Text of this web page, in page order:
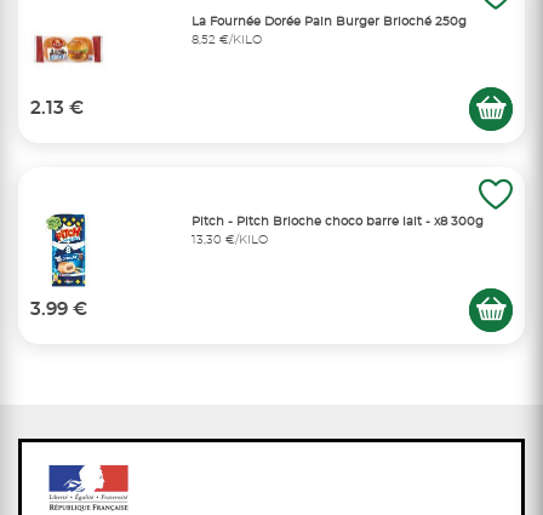
La Fournée Dorée Pain Burger Brioché 250g
8,52 €/KILO
2.13 €
Pitch - Pitch Brioche choco barre lait - x8 300g
13,30 €/KILO
3.99 €